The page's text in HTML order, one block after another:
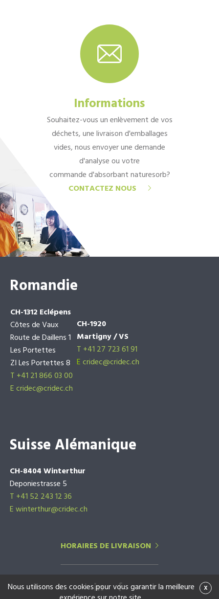
Informations
Souhaitez-vous un enlèvement de vos
déchets, une livraison d'emballages
vides, nous envoyer une demande
d'analyse ou votre
commande d'absorbant naturesorb?
CONTACTEZ NOUS
Romandie
CH-1312 Eclépens
Côtes de Vaux
Route de Daillens 1
Les Portettes
ZI Les Portettes 8
T +41 21 866 03 00
Ecridec@cridec.ch
CH-1920
Martigny / VS
T +41 27 723 61 91
Ecridec@cridec.ch
Suisse Alémanique
CH-8404 Winterthur
Deponiestrasse 5
T +41 52 243 12 36
E winterthur@cridec.ch
HORAIRES DE LIVRAISON
x
Nous utilisons des cookies pour vous garantir la meilleure